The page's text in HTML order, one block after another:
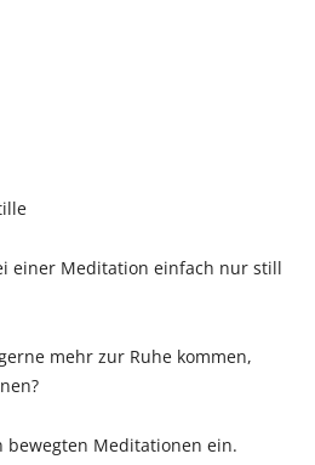
einer Meditation einfach nur still
mehr zur Ruhe kommen,
bewegten Meditationen ein.